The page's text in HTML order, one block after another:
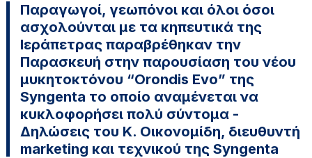
Παραγωγοί, γεωπόνοι και όλοι όσοι
ασχολούνται με τα κηπευτικά της
Ιεράπετρας παραβρέθηκαν την
Παρασκευή στην παρουσίαση του νέου
μυκητοκτόνου “Orondis Evo” της
Syngenta το οποίο αναμένεται να
κυκλοφορήσει πολύ σύντομα -
Δηλώσεις του Κ. Οικονομίδη, διευθυντή
marketing και τεχνικού της Syngenta